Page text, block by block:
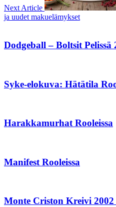
Next Article
ja uudet makuelämykset
Dodgeball – Boltsit Pelissä
Syke-elokuva: Hätätila
Harakkamurhat Rooleissa
Manifest Rooleissa
Monte Criston Kreivi 2002